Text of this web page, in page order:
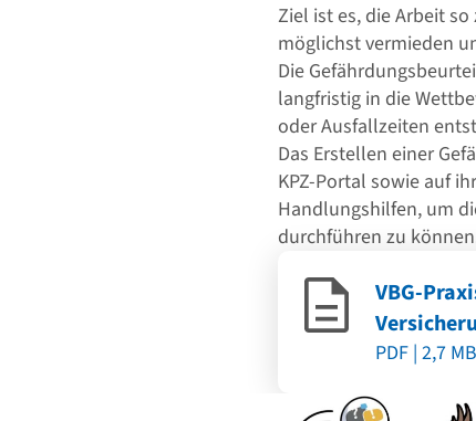
Ziel ist es, die Arbeit
möglichst vermieden
Die
langfristig in die
oder Ausfallzeiten
Das Erstellen einer
KPZ-Portal sowie auf
Handlungshilfen, um
durchführen zu
VBG-
PDF | 2,7 MB